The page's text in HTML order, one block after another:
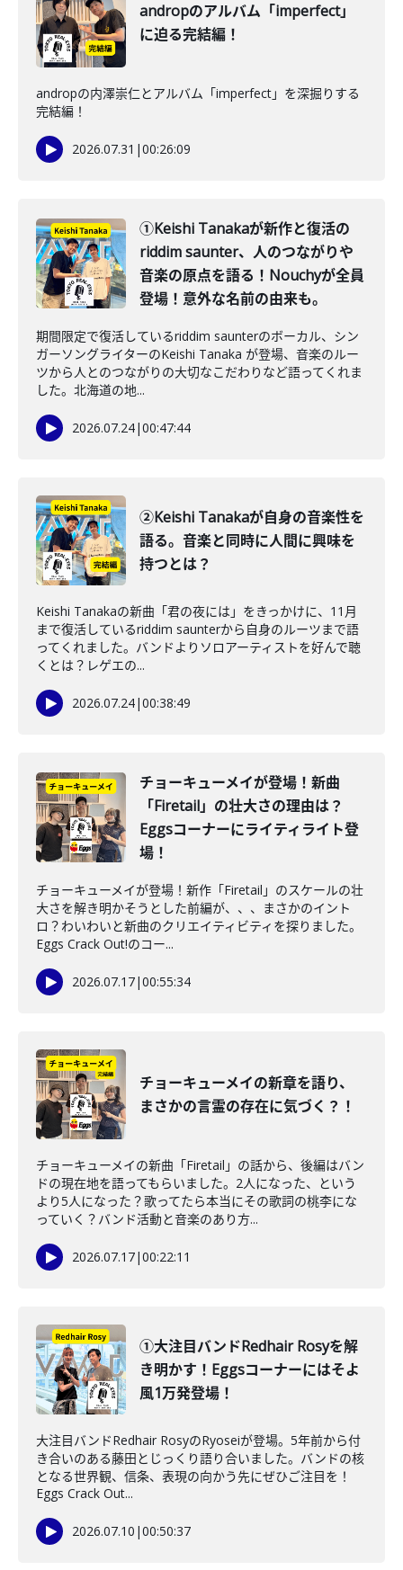
andropのアルバム「imperfect」
に迫る完結編！
andropの内澤崇仁とアルバム「imperfect」を深掘りする
完結編！
2026.07.31 |00:26:09
①Keishi Tanakaが新作と復活の
riddim saunter、人のつながりや
音楽の原点を語る！Nouchyが全員
登場！意外な名前の由来も。
期間限定で復活しているriddim saunterのボーカル、シン
ガーソングライターのKeishi Tanaka が登場、音楽のルー
ツから人とのつながりの大切なこだわりなど語ってくれま
した。北海道の地...
2026.07.24|00:47:44
②Keishi Tanakaが自身の音楽性を
語る。音楽と同時に人間に興味を
持つとは？
Keishi Tanakaの新曲「君の夜には」をきっかけに、11月
まで復活しているriddim saunterから自身のルーツまで語
ってくれました。バンドよりソロアーティストを好んで聴
くとは？レゲエの...
2026.07.24|00:38:49
チョーキューメイが登場！新曲
「Firetail」の壮大さの理由は？
Eggsコーナーにライティライト登
場！
チョーキューメイが登場！新作「Firetail」のスケールの壮
大さを解き明かそうとした前編が、、、まさかのイント
ロ？わいわいと新曲のクリエイティビティを探りました。
Eggs Crack Out!のコー...
2026.07.17|00:55:34
チョーキューメイの新章を語り、
まさかの言霊の存在に気づく？！
チョーキューメイの新曲「Firetail」の話から、後編はバン
ドの現在地を語ってもらいました。2人になった、という
より5人になった？歌ってたら本当にその歌詞の桃李にな
っていく？バンド活動と音楽のあり方...
2026.07.17|00:22:11
①大注目バンドRedhair Rosyを解
き明かす！Eggsコーナーにはそよ
風1万発登場！
大注目バンドRedhair RosyのRyoseiが登場。5年前から付
き合いのある藤田とじっくり語り合いました。バンドの核
となる世界観、信条、表現の向かう先にぜひご注目を！
Eggs Crack Out...
2026.07.10 |00:50:37